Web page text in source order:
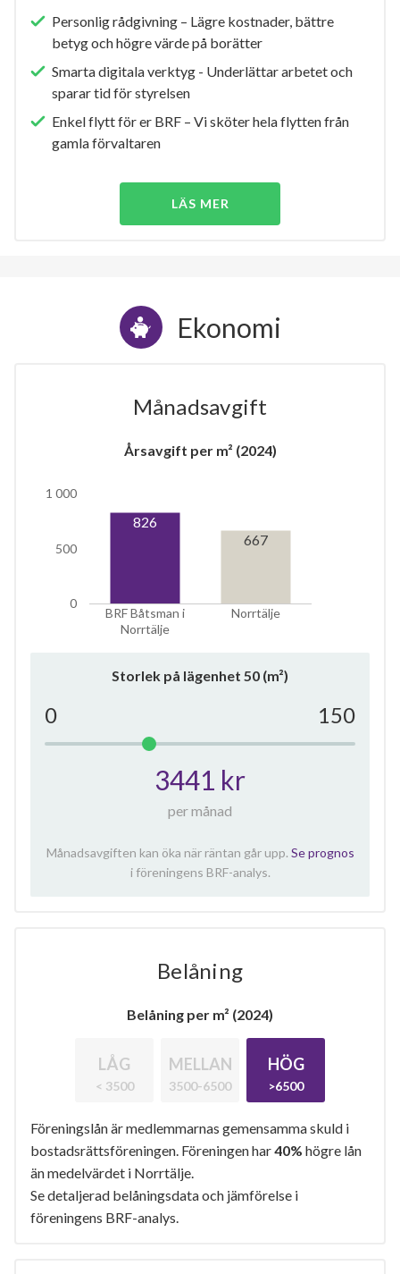
Personlig rådgivning – Lägre kostnader, bättre
betyg och högre värde på borätter
Smarta digitala verktyg - Underlättar arbetet och
sparar tid för styrelsen
Enkel flytt för er BRF – Vi sköter hela flytten från
gamla förvaltaren
LÄS MER
Ekonomi
Månadsavgift
Årsavgift per m² (2024)
BRF Båtsman i
Norrtälje
Norrtälje
0
500
1 000
826
667
Storlek på lägenhet 50 (m²)
0 150
3441 kr
per månad
Månadsavgiften kan öka när räntan går upp. Se prognos
i föreningens BRF-analys.
Belåning
Belåning per m² (2024)
LÅG
< 3500
MELLAN
3500-6500
HÖG
>6500
Föreningslån är medlemmarnas gemensamma skuld i
bostadsrättsföreningen. Föreningen har40% högre lån
än medelvärdet i Norrtälje.
Se detaljerad belåningsdata och jämförelse i
föreningens BRF-analys.